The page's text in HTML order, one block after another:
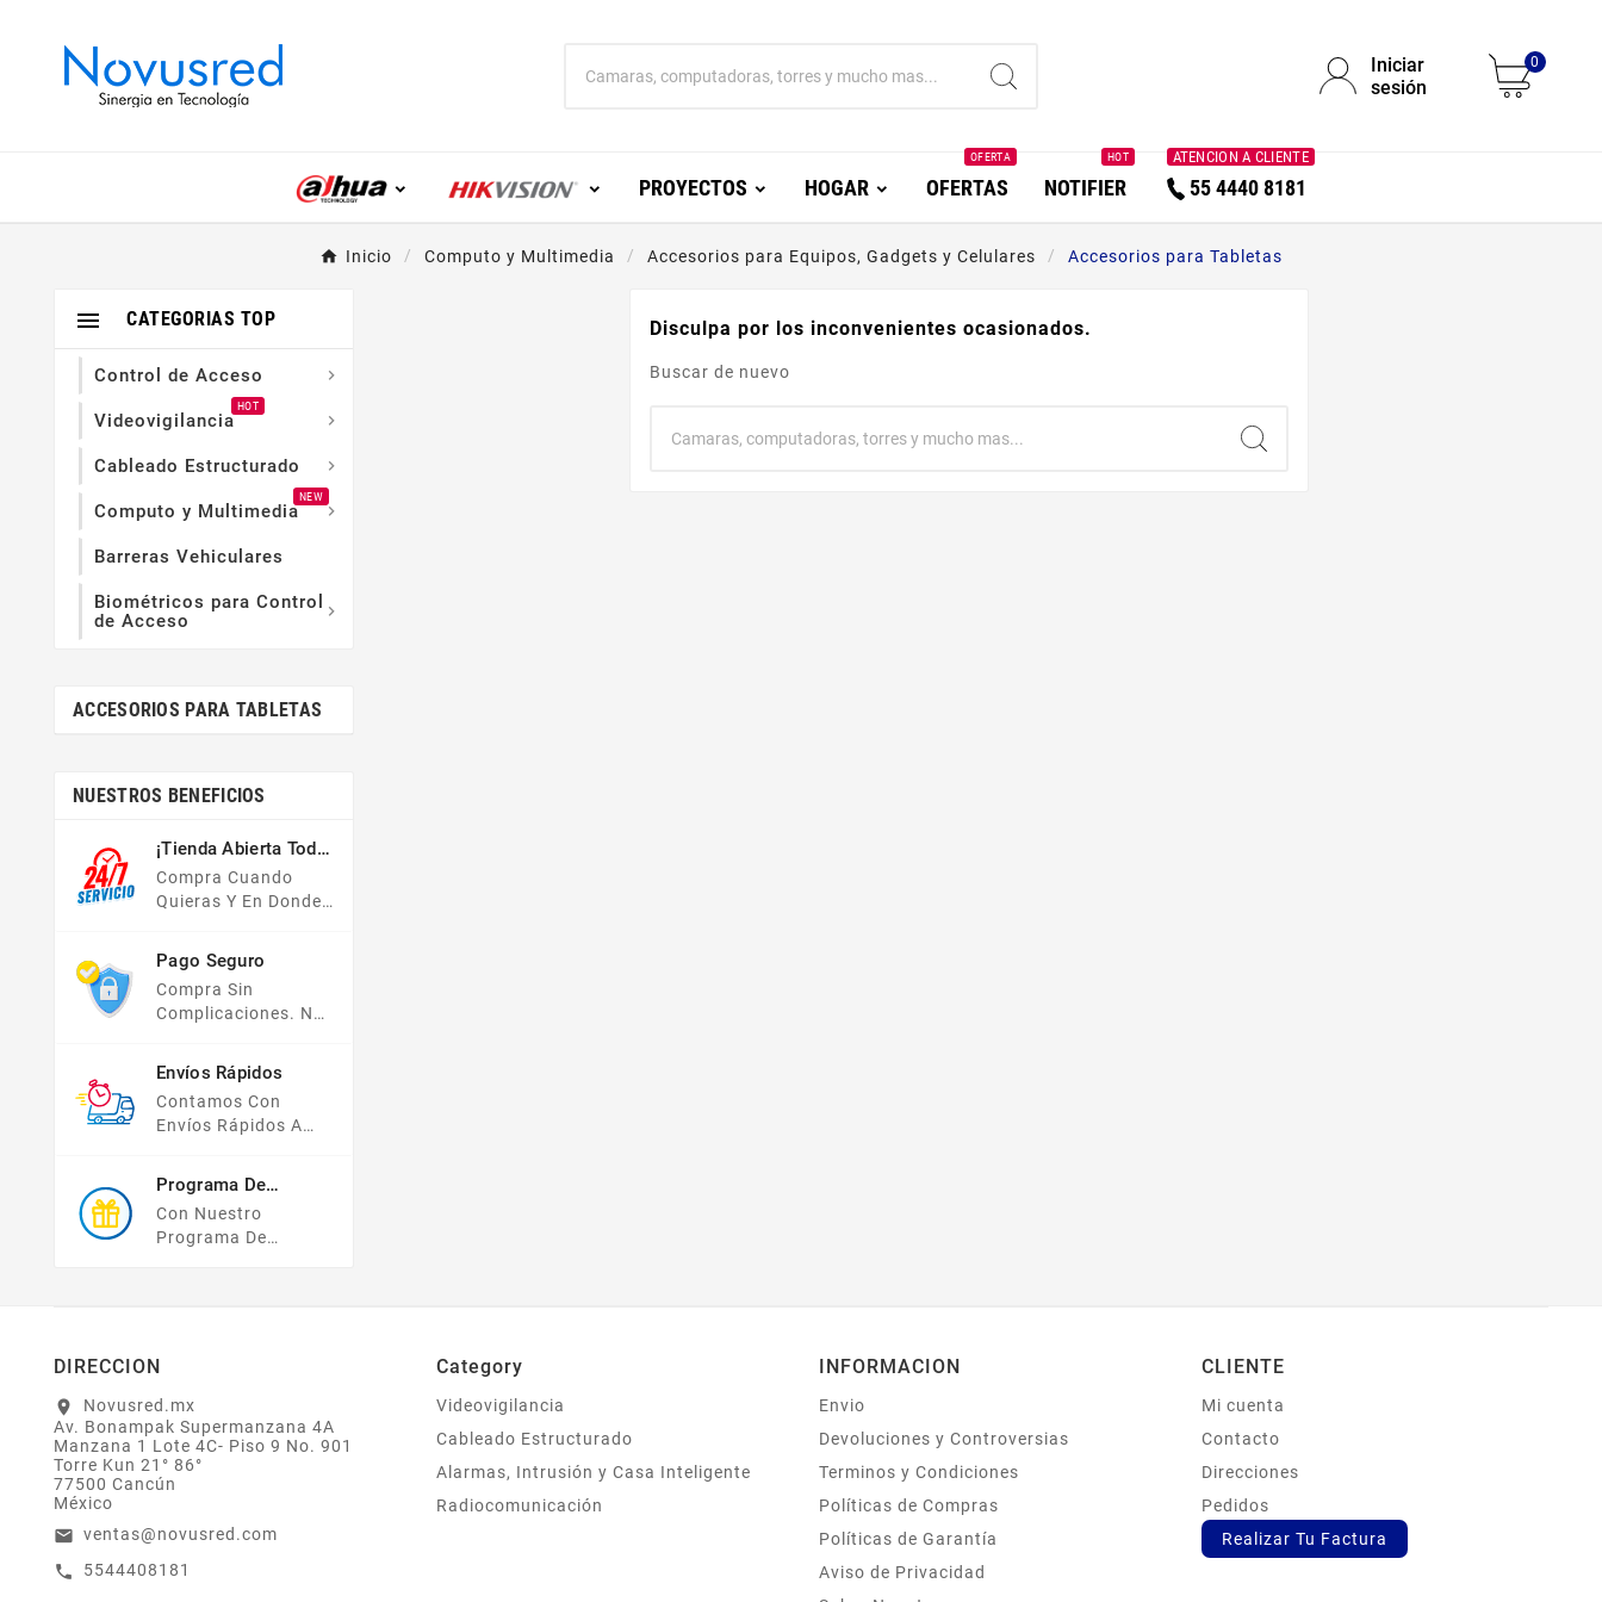
Iniciar
sesión
0
PROYECTOS HOGAR OFERTAS
OFERTA
NOTIFIER
HOT
55 4440 8181
ATENCION A CLIENTE
Inicio Computo y Multimedia Accesorios para Equipos, Gadgets y Celulares Accesorios para Tabletas
CATEGORIAS TOP

Control de Acceso 
Videovigilancia
HOT

Cableado Estructurado 
Computo y Multimedia
NEW

Barreras Vehiculares
Biométricos para Control
de Acceso

ACCESORIOS PARA TABLETAS
NUESTROS BENEFICIOS
¡Tienda Abierta Todo
El Año!
Compra Cuando
Quieras Y En Donde
Tienda En Línea Está
Disponible Las 24
Hrs Del Día, Los 7
Días De La Semana.
Pago Seguro
Compra Sin
Complicaciones. No
Pago, Todas Tus
Compras Y Tus
Datos Están
Protegidos Con
Envíos Rápidos
Contamos Con
Envíos Rápidos A
Programa De
Recompensas
Con Nuestro
Programa De
Bonifican A Tu
Electrónico El 1% Del
Total De Tu Compra,
El Cuál Podrás
Utilizar A Partir De
O Acumularlos.
Disculpa por los inconvenientes ocasionados.
Buscar de nuevo
DIRECCION
location_on
Novusred.mx
Av. Bonampak Supermanzana 4A
Manzana 1 Lote 4C- Piso 9 No. 901
Torre Kun 21° 86°
77500 Cancún
México
email ventas@novusred.com
call 5544408181
Category
Videovigilancia
Cableado Estructurado
Alarmas, Intrusión y Casa Inteligente
Radiocomunicación
INFORMACION
Envio
Devoluciones y Controversias
Terminos y Condiciones
Políticas de Compras
Políticas de Garantía
Aviso de Privacidad
CLIENTE
Mi cuenta
Contacto
Direcciones
Pedidos
Realizar Tu Factura